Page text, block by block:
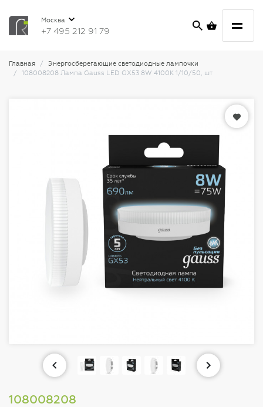
Москва
+7 495 212 91 79
Главная
Энергосберегающие светодиодные лампочки
108008208 Лампа Gauss LED GX53 8W 4100K 1/10/50, шт
108008208